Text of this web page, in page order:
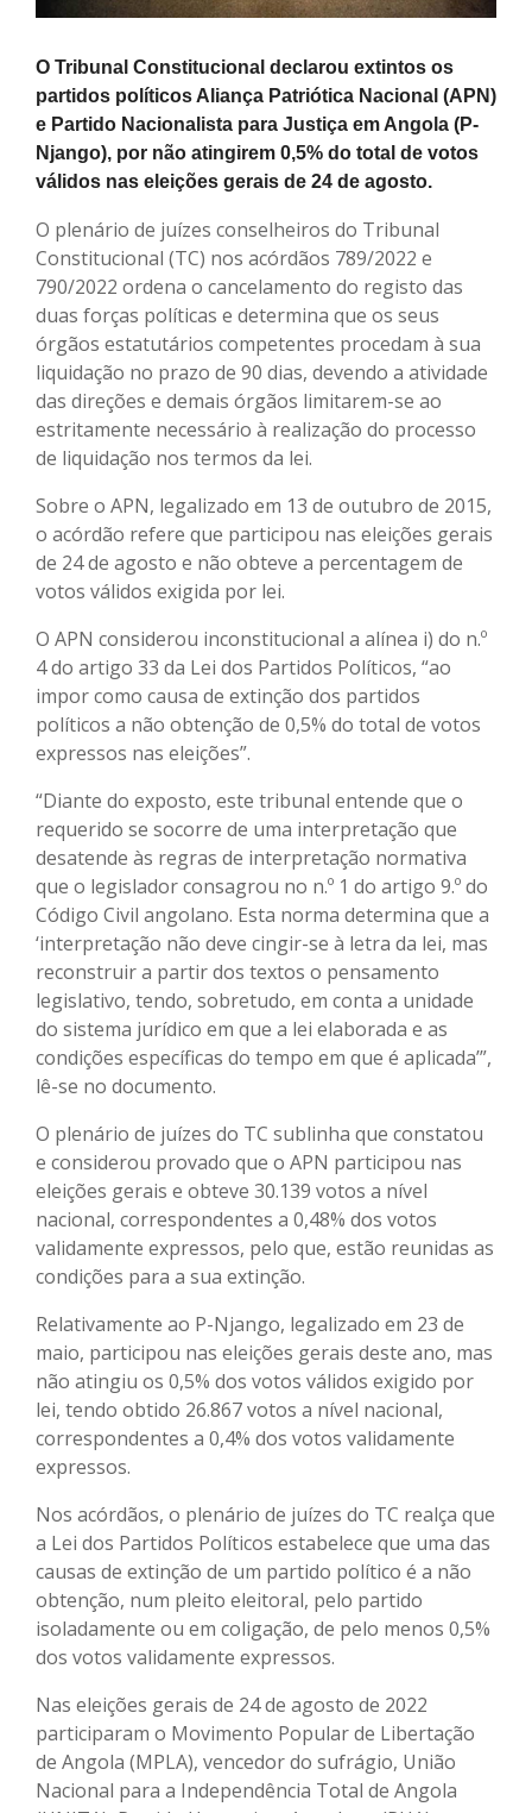
O Tribunal Constitucional declarou extintos os
partidos políticos Aliança Patriótica Nacional (APN)
e Partido Nacionalista para Justiça em Angola (P-
Njango), por não atingirem 0,5% do total de votos
válidos nas eleições gerais de 24 de agosto.
O plenário de juízes conselheiros do Tribunal
Constitucional (TC) nos acórdãos 789/2022 e
790/2022 ordena o cancelamento do registo das
duas forças políticas e determina que os seus
órgãos estatutários competentes procedam à sua
liquidação no prazo de 90 dias, devendo a atividade
das direções e demais órgãos limitarem-se ao
estritamente necessário à realização do processo
de liquidação nos termos da lei.
Sobre o APN, legalizado em 13 de outubro de 2015,
o acórdão refere que participou nas eleições gerais
de 24 de agosto e não obteve a percentagem de
votos válidos exigida por lei.
O APN considerou inconstitucional a alínea i) do n.º
4 do artigo 33 da Lei dos Partidos Políticos, “ao
impor como causa de extinção dos partidos
políticos a não obtenção de 0,5% do total de votos
expressos nas eleições”.
“Diante do exposto, este tribunal entende que o
requerido se socorre de uma interpretação que
desatende às regras de interpretação normativa
que o legislador consagrou no n.º 1 do artigo 9.º do
Código Civil angolano. Esta norma determina que a
‘interpretação não deve cingir-se à letra da lei, mas
reconstruir a partir dos textos o pensamento
legislativo, tendo, sobretudo, em conta a unidade
do sistema jurídico em que a lei elaborada e as
condições específicas do tempo em que é aplicada’”,
lê-se no documento.
O plenário de juízes do TC sublinha que constatou
e considerou provado que o APN participou nas
eleições gerais e obteve 30.139 votos a nível
nacional, correspondentes a 0,48% dos votos
validamente expressos, pelo que, estão reunidas as
condições para a sua extinção.
Relativamente ao P-Njango, legalizado em 23 de
maio, participou nas eleições gerais deste ano, mas
não atingiu os 0,5% dos votos válidos exigido por
lei, tendo obtido 26.867 votos a nível nacional,
correspondentes a 0,4% dos votos validamente
expressos.
Nos acórdãos, o plenário de juízes do TC realça que
a Lei dos Partidos Políticos estabelece que uma das
causas de extinção de um partido político é a não
obtenção, num pleito eleitoral, pelo partido
isoladamente ou em coligação, de pelo menos 0,5%
dos votos validamente expressos.
Nas eleições gerais de 24 de agosto de 2022
participaram o Movimento Popular de Libertação
de Angola (MPLA), vencedor do sufrágio, União
Nacional para a Independência Total de Angola